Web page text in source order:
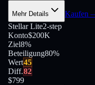
Mehr Details Kaufen
Stellar Lite2-step
Konto$200K
Ziel8%
Beteiligung80%
Wert45
Diff.82
$799